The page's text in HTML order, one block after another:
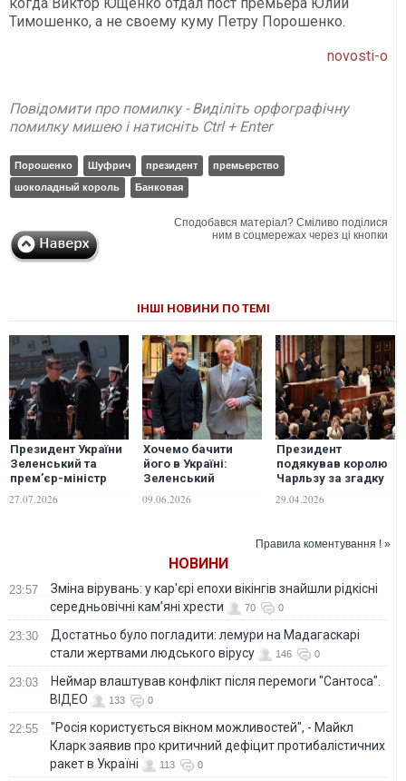
Тимошенко, а не своему куму Петру Порошенко.
novosti-o
Повідомити про помилку - Виділіть орфографічну
помилку мишею і натисніть Ctrl + Enter
Порошенко Шуфрич президент
премьерство
шоколадный король
Банковая
Сподобався матеріал? Сміливо поділися
ним в соцмережах через ці кнопки
ІНШІ НОВИНИ ПО ТЕМІ
Президент України
Зеленський та
премʼєр-міністр
Енді Бернем
27.07.2026
Хочемо бачити
його в Україні:
Зеленський
запросити короля
09.06.2026
Президент
подякував королю
Чарльзу за згадку
перед Конгресом
29.04.2026
Правила коментування ! »
НОВИНИ
23:57
Зміна вірувань: у кар'єрі епохи вікінгів знайшли рідкісні
середньовічні кам’яні хрести
70 0
23:30
Достатньо було погладити: лемури на Мадагаскарі
стали жертвами людського вірусу
146 0
23:03
Неймар влаштував конфлікт після перемоги "Сантоса".
ВІДЕО
133 0
22:55
"Росія користується вікном можливостей", - Майкл
Кларк заявив про критичний дефіцит протибалістичних
ракет в Україні
113 0